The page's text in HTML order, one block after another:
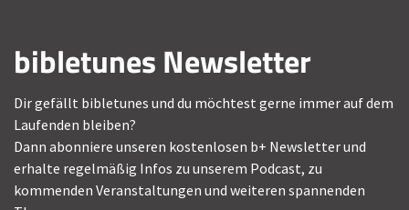
bibletunes Newsletter
Dir gefällt bibletunes und du möchtest gerne immer auf dem
Laufenden bleiben?
Dann abonniere unseren kostenlosen b+ Newsletter und
erhalte regelmäßig Infos zu unserem Podcast, zu
kommenden Veranstaltungen und weiteren spannenden